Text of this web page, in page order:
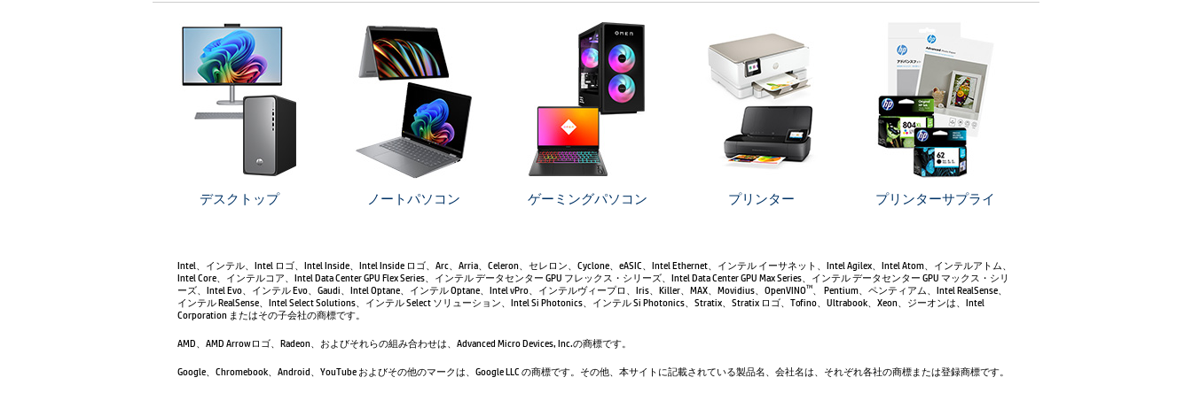
デスクトップ ノートパソコン ゲーミングパソコン プリンター プリンターサプライ
Intel、インテル、Intel ロゴ、Intel Inside、Intel Inside ロゴ、Arc、Arria、Celeron、セレロン、Cyclone、eASIC、Intel Ethernet、インテル イーサネット、Intel Agilex、Intel Atom、インテルアトム、
Intel Core、インテルコア、Intel Data Center GPU Flex Series、インテル データセンター GPU フレックス・シリーズ、Intel Data Center GPU Max Series、インテル データセンター GPU マックス・シリ
ーズ、Intel Evo、インテル Evo、Gaudi、Intel Optane、インテル Optane、Intel vPro、インテルヴィープロ、Iris、Killer、MAX、Movidius、OpenVINOTM
、 Pentium、ペンティアム、Intel RealSense、
インテル RealSense、Intel Select Solutions、インテル Select ソリューション、Intel Si Photonics、インテル Si Photonics、Stratix、Stratix ロゴ、Tofino、Ultrabook、Xeon、ジーオンは、Intel
Corporation またはその子会社の商標です。
AMD、AMD Arrowロゴ、Radeon、およびそれらの組み合わせは、Advanced Micro Devices, Inc.の商標です。
Google、Chromebook、Android、YouTube およびその他のマークは、Google LLC の商標です。その他、本サイトに記載されている製品名、会社名は、それぞれ各社の商標または登録商標です。